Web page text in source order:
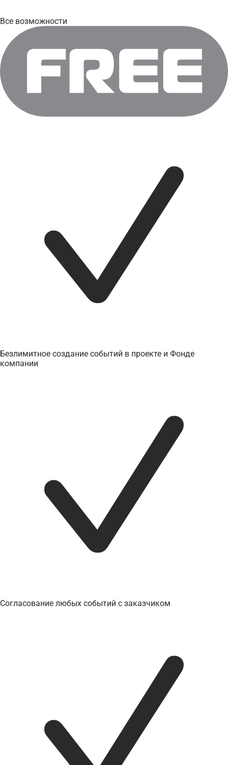
Все возможности
Безлимитное создание событий в проекте и Фонде
компании
Согласование любых событий с заказчиком